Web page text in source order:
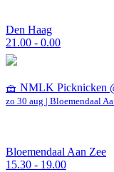
Den Haag
21.00 - 0.00
🧺 NMLK Picknicken
zo 30 aug | Bloemendaal
Bloemendaal Aan Zee
15.30 - 19.00